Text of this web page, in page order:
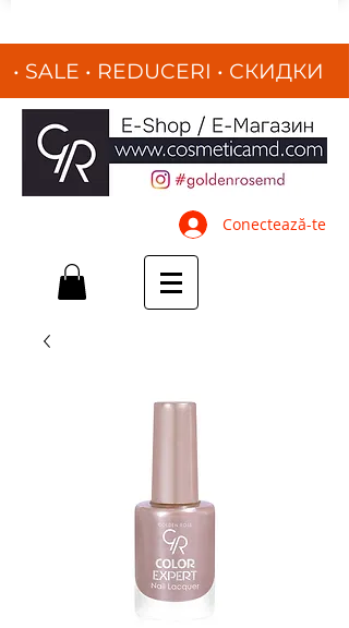
• SALE • REDUCERI • СКИДКИ
•
Conectează-te